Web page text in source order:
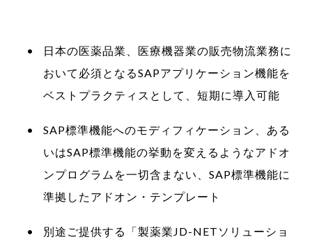
日本の医薬品業、医療機器業の販売物流業務に
おいて必須となるSAPアプリケーション機能を
ベストプラクティスとして、短期に導入可能
SAP標準機能へのモディフィケーション、ある
いはSAP標準機能の挙動を変えるようなアドオ
ンプログラムを一切含まない、SAP標準機能に
準拠したアドオン・テンプレート
別途ご提供する「製薬業JD-NETソリューショ